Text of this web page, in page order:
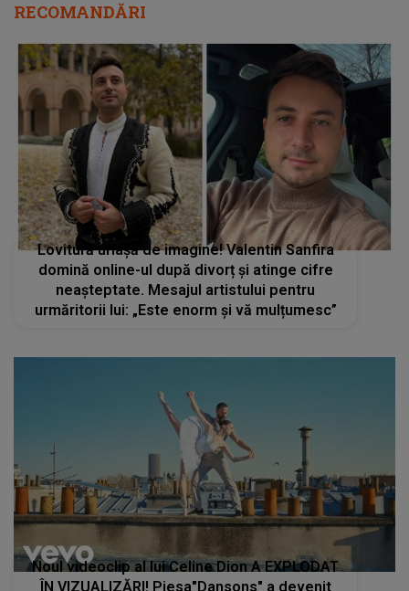
RECOMANDĂRI
Lovitură uriașă de imagine! Valentin Sanfira
domină online-ul după divorț și atinge cifre
neașteptate. Mesajul artistului pentru
urmăritorii lui: „Este enorm și vă mulțumesc”
Noul videoclip al lui Celine Dion A EXPLODAT
ÎN VIZUALIZĂRI! Piesa"Dansons" a devenit